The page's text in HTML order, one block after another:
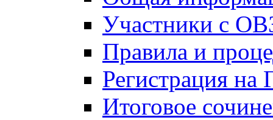
Участники с
Правила и
Регистрация
Итоговое